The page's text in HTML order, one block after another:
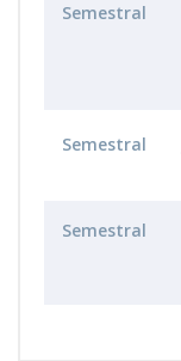
Semestral
Semestral
Semestral